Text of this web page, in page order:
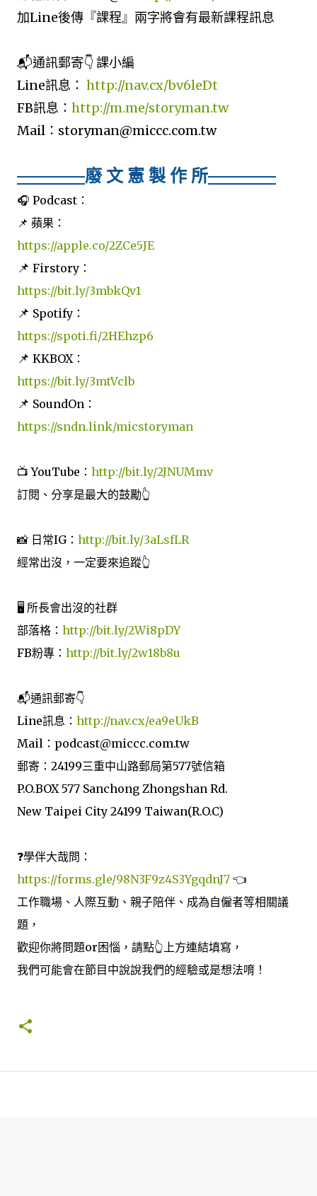
加Line後傳『課程』兩字將會有最新課程訊息
📬通訊郵寄👇 課小編
Line訊息： http://nav.cx/bv6leDt
FB訊息： http://m.me/storyman.tw
Mail：storyman@miccc.com.tw
廢 文 憲 製 作 所
🎧 Podcast：
📌 蘋果：
https://apple.co/2ZCe5JE
📌 Firstory：
https://bit.ly/3mbkQv1
📌 Spotify：
https://spoti.fi/2HEhzp6
📌 KKBOX：
https://bit.ly/3mtVclb
📌 SoundOn：
https://sndn.link/micstoryman
📺 YouTube： http://bit.ly/2JNUMmv
訂閱、分享是最大的鼓勵👆
📸 日常IG： http://bit.ly/3aLsfLR
經常出沒，一定要來追蹤👆
🖥 所長會出沒的社群
部落格： http://bit.ly/2Wi8pDY
FB粉專： http://bit.ly/2w18b8u
📬通訊郵寄👇
Line訊息： http://nav.cx/ea9eUkB
Mail：podcast@miccc.com.tw
郵寄：24199三重中山路郵局第577號信箱
P.O.BOX 577 Sanchong Zhongshan Rd.
New Taipei City 24199 Taiwan(R.O.C)
❓學伴大哉問：
https://forms.gle/98N3F9z4S3YgqdnJ7 👈
工作職場、人際互動、親子陪伴、成為自僱者等相關議
題，
歡迎你將問題or困惱，請點👆上方連結填寫，
我們可能會在節目中說說我們的經驗或是想法唷！